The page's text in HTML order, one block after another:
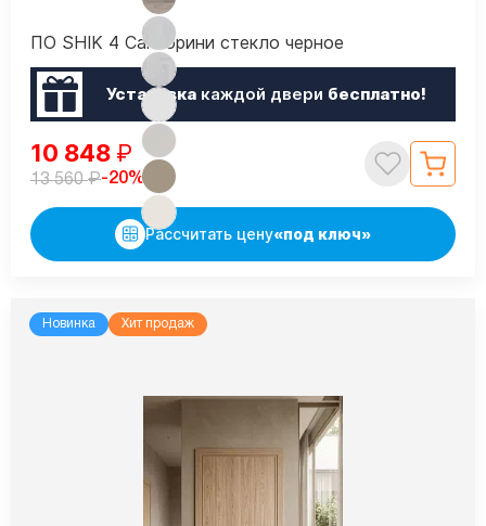
ПО SHIK 4 Санторини стекло черное
Установкакаждой двери бесплатно!
10 848 ₽
13 560₽-20%
Рассчитать цену«под ключ»
Новинка Хит продаж